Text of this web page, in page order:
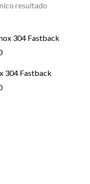
resultado
304 Fastback